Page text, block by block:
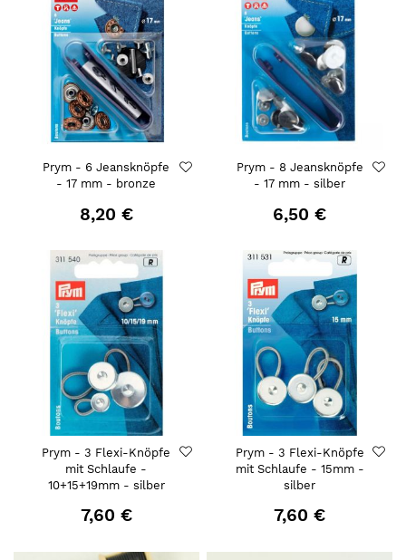
Prym - 6 Jeansknöpfe
- 17 mm - bronze
8,20 €
Prym - 8 Jeansknöpfe
- 17 mm - silber
6,50 €
Prym - 3 Flexi-Knöpfe
mit Schlaufe -
10+15+19mm - silber
7,60 €
Prym - 3 Flexi-Knöpfe
mit Schlaufe - 15mm -
silber
7,60 €